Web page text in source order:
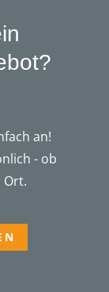
an!
- ob
Ort.